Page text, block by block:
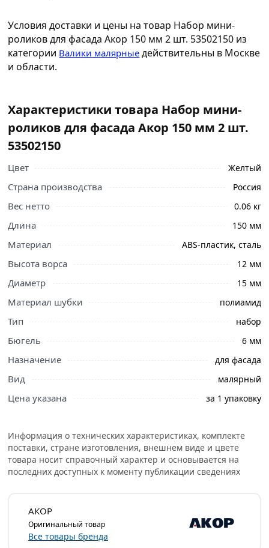
Условия доставки и цены на товар Набор мини-
роликов для фасада Акор 150 мм 2 шт. 53502150 из
категории Валики малярные действительны в Москве
и области.
Характеристики товара Набор мини-
роликов для фасада Акор 150 мм 2 шт.
53502150
Цвет Желтый
Страна производства Россия
Вес нетто 0.06 кг
Длина 150 мм
Материал ABS-пластик, сталь
Высота ворса 12 мм
Диаметр 15 мм
Материал шубки полиамид
Тип набор
Бюгель 6 мм
Назначение для фасада
Вид малярный
Цена указана за 1 упаковку
Информация о технических характеристиках, комплекте
поставки, стране изготовления, внешнем виде и цвете
товара носит справочный характер и основывается на
последних доступных к моменту публикации сведениях
АКОР
Оригинальный товар
Все товары бренда